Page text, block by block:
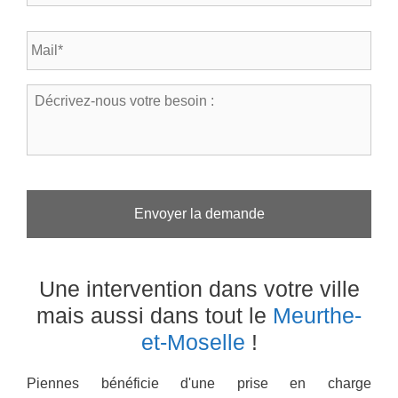
s
a
*
p
h
o
n
E
a
D
-
r
Une intervention dans votre ville
mais aussi dans tout le Meurthe-
et-Moselle !
Piennes bénéficie d'une prise en charge